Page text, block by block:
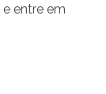
e entre em